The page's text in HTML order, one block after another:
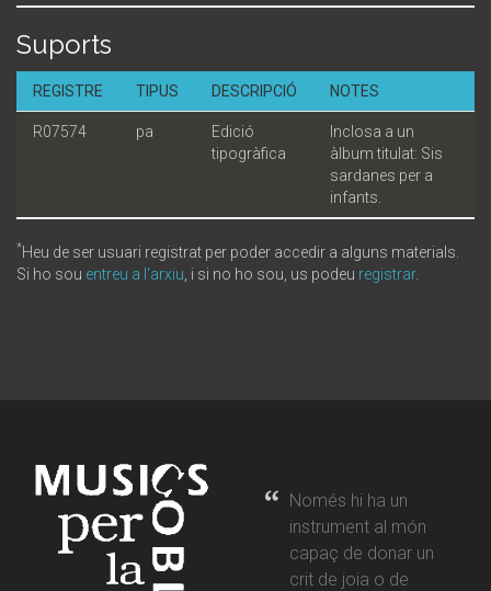
Suports
REGISTRE TIPUS DESCRIPCIÓ NOTES
R07574 pa
Edició
tipogràfica
Inclosa a un
àlbum titulat: Sis
sardanes per a
infants.
*Heu de ser usuari registrat per poder accedir a alguns materials.
Si ho sou entreu a l'arxiu , i si no ho sou, us podeu registrar.
Només hi ha un
instrument al món
capaç de donar un
crit de joia o de